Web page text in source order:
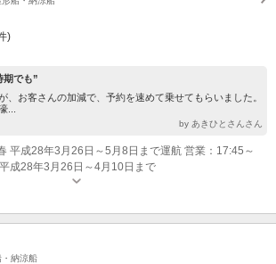
)
期でも”
、お客さんの加減で、予約を速めて乗せてもらいました。
...
by あきひとさんさん
～
成28年3月26日～4月10日まで
・納涼船